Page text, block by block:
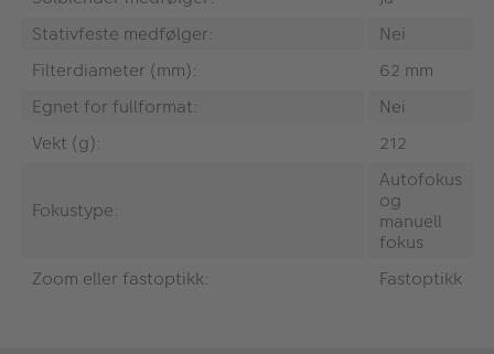
Stativfeste medfølger:
Nei
Filterdiameter (mm):
62 mm
Egnet for fullformat:
Nei
Vekt (g):
212
Fokustype:
Autofokus
og
manuell
fokus
Zoom eller fastoptikk:
Fastoptikk